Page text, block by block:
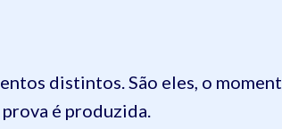
distintos. São eles, o
é produzida.